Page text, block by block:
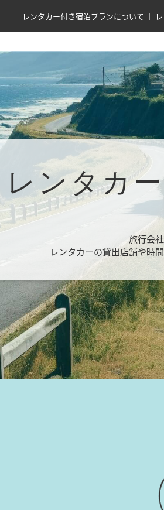
レンタカー付き宿泊プランについて
レンタカ
旅行会
レンタカーの貸出店舗や時